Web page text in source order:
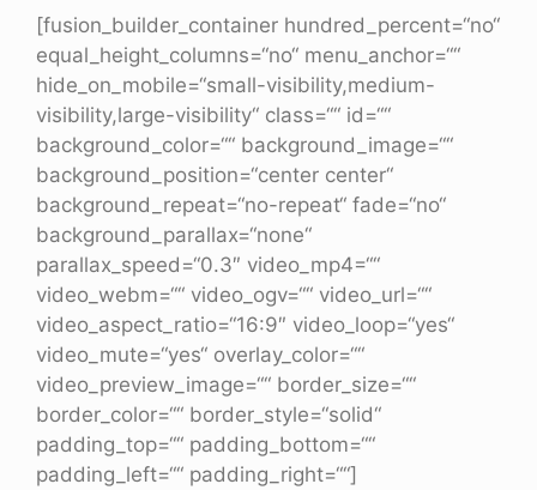
[fusion_builder_container hundred_percent=“no“
equal_height_columns=“no“ menu_anchor=““
hide_on_mobile=“small-visibility,medium-
visibility,large-visibility“ class=““ id=““
background_color=““ background_image=““
background_position=“center center“
background_repeat=“no-repeat“ fade=“no“
background_parallax=“none“
parallax_speed=“0.3″ video_mp4=““
video_webm=““ video_ogv=““ video_url=““
video_aspect_ratio=“16:9″ video_loop=“yes“
video_mute=“yes“ overlay_color=““
video_preview_image=““ border_size=““
border_color=““ border_style=“solid“
padding_top=““ padding_bottom=““
padding_left=““ padding_right=““]